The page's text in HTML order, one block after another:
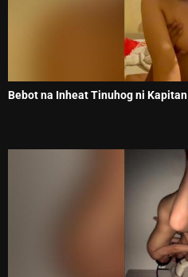
Bebot na Inheat Tinuhog ni Kapitan